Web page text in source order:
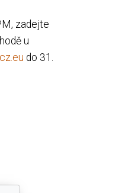
zadejte
u
do 31.